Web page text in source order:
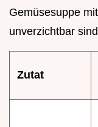
Gemüsesuppe
unverzichtbar
Zutat